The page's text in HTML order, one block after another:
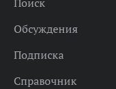
Поиск
Обсуждения
Подписка
Справочник